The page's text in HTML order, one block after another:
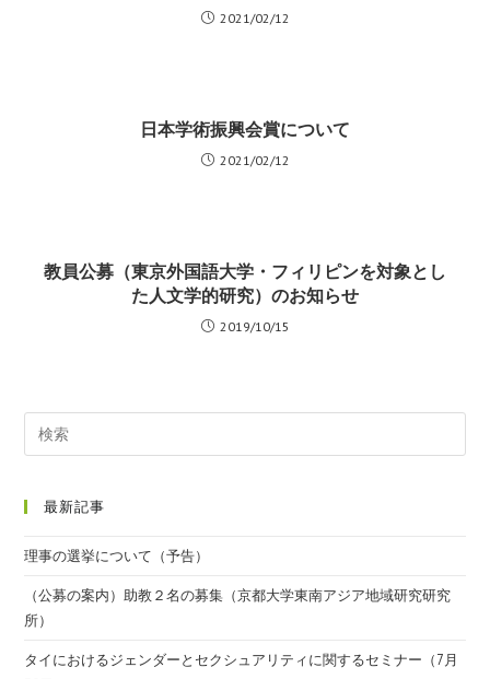
2021/02/12
日本学術振興会賞について
2021/02/12
教員公募（東京外国語大学・フィリピンを対象とし
た人文学的研究）のお知らせ
2019/10/15
最新記事
理事の選挙について（予告）
（公募の案内）助教２名の募集（京都大学東南アジア地域研究研究
所）
タイにおけるジェンダーとセクシュアリティに関するセミナー（7月